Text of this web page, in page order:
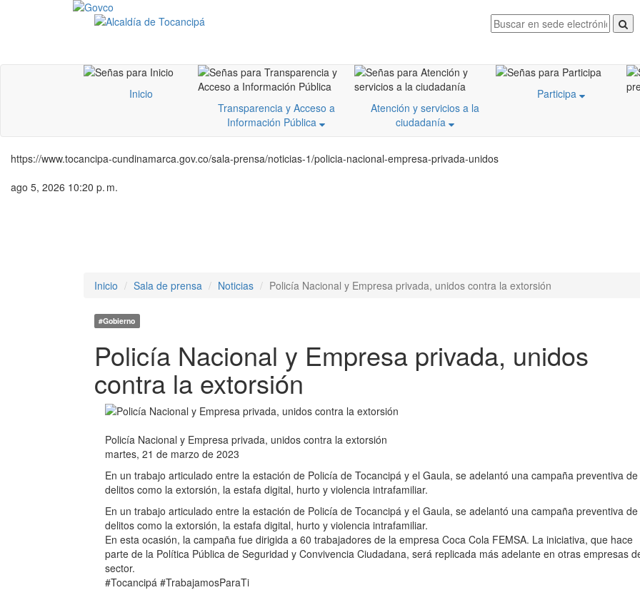
Inicio
Transparencia y Acceso a
Información Pública
Atención y servicios a la
ciudadanía
Participa
https://www.tocancipa-cundinamarca.gov.co/sala-prensa/noticias-1/policia-nacional-empresa-privada-unidos
ago 5, 2026 10:20 p. m.
Inicio Sala de prensa Noticias Policía Nacional y Empresa privada, unidos contra la extorsión
#Gobierno
Policía Nacional y Empresa privada, unidos
contra la extorsión
Policía Nacional y Empresa privada, unidos contra la extorsión
martes, 21 de marzo de 2023
En un trabajo articulado entre la estación de Policía de Tocancipá y el Gaula, se adelantó una campaña preventiva de
delitos como la extorsión, la estafa digital, hurto y violencia intrafamiliar.
En un trabajo articulado entre la estación de Policía de Tocancipá y el Gaula, se adelantó una campaña preventiva de
delitos como la extorsión, la estafa digital, hurto y violencia intrafamiliar.
En esta ocasión, la campaña fue dirigida a 60 trabajadores de la empresa Coca Cola FEMSA. La iniciativa, que hace
parte de la Política Pública de Seguridad y Convivencia Ciudadana, será replicada más adelante en otras empresas
sector.
#Tocancipá #TrabajamosParaTi